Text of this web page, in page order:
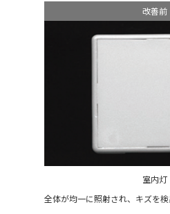
改善前
室内灯
全体が均一に照射され、キズを検